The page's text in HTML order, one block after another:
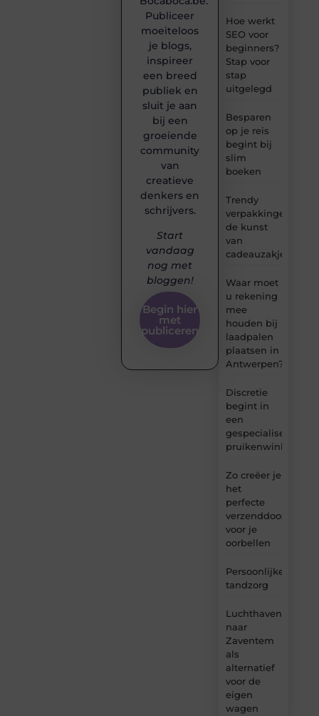
Hoe werkt
SEO voor
beginners?
Stap voor
stap
uitgelegd
Besparen
op je reis
begint bij
slim
boeken
Trendy
verpakkingen:
de kunst
van
cadeauzakjes
Waar moet
u rekening
mee
houden bij
laadpalen
plaatsen in
Antwerpen?
Discretie
begint in
een
gespecialiseerde
pruikenwinkel
Zo creëer je
het
perfecte
verzenddoosje
voor je
oorbellen
Persoonlijke
tandzorg
Luchthavenvervoer
naar
Zaventem
als
alternatief
voor de
eigen
wagen
Publiceer
moeiteloos
je blogs,
inspireer
een breed
publiek en
sluit je aan
bij een
groeiende
community
van
creatieve
denkers en
schrijvers.
Start
vandaag
nog met
bloggen!
Begin hier
met
publiceren